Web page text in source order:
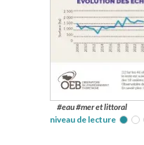
#eau #mer et littoral
niveau de lecture